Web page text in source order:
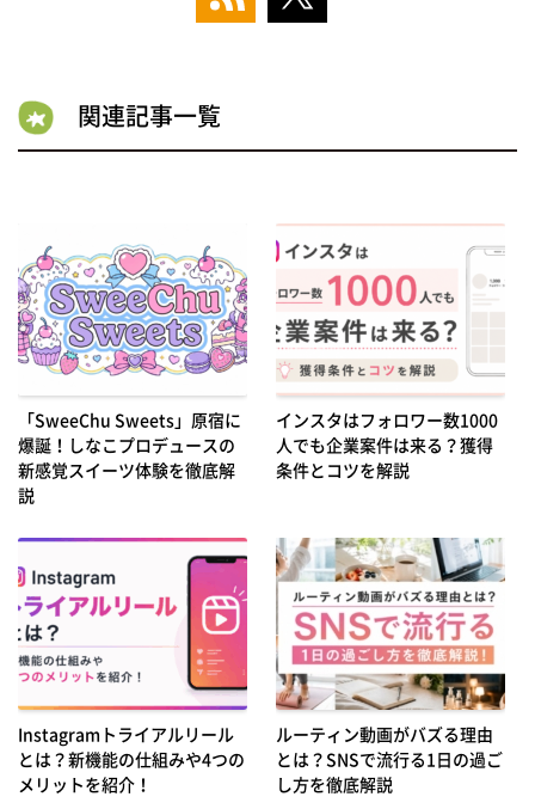
関連記事一覧
「SweeChu Sweets」原宿に
爆誕！しなこプロデュースの
新感覚スイーツ体験を徹底解
説
インスタはフォロワー数1000
人でも企業案件は来る？獲得
条件とコツを解説
Instagramトライアルリール
とは？新機能の仕組みや4つの
メリットを紹介！
ルーティン動画がバズる理由
とは？SNSで流行る1日の過ご
し方を徹底解説